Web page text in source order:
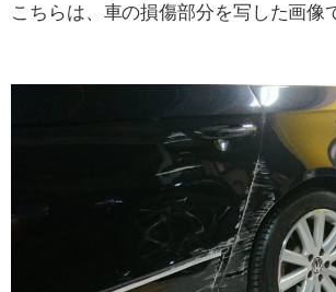
こちらは、車の損傷部分を写した画像